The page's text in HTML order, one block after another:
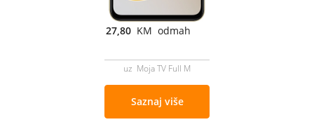
27,80 KM odmah
uz Moja TV Full M
Saznaj više